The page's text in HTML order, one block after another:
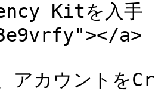
Kitを入
a>
アカウントを